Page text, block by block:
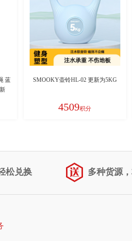
蓝
SMOOKY壶铃HL-02 更新为5KG
4509积分
松兑换 多种货源